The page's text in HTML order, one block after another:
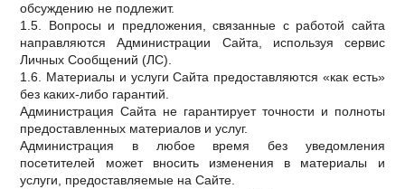
обсуждению не подлежит.
1.5. Вопросы и предложения, связанные с работой сайта
направляются Администрации Сайта, используя сервис
Личных Сообщений (ЛС).
1.6. Материалы и услуги Сайта предоставляются «как есть»
без каких-либо гарантий.
Администрация Сайта не гарантирует точности и полноты
предоставленных материалов и услуг.
Администрация в любое время без уведомления
посетителей может вносить изменения в материалы и
услуги, предоставляемые на Сайте.